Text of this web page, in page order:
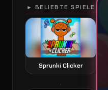
► BELIEBTE SPIELE
Sprunki Clicker